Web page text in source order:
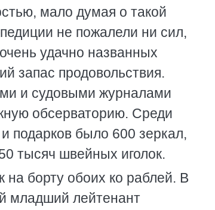
мало думая о такой
не пожалели ни сил,
удачно названных
запас продовольствия.
и судовыми журналами
обсерваторию. Среди
подарков было 600 зеркал,
тысяч швейных иголок.
на борту обоих ко раблей. В
младший лейтенант